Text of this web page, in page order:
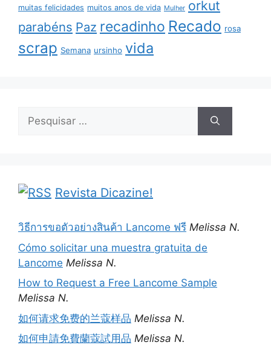
muitas felicidades muitos anos de vida Mulher orkut
parabéns Paz recadinho Recado rosa
scrap Semana ursinho vida
Pesquisar
Revista Dicazine!
วิธีการขอตัวอย่างสินค้า Lancome ฟรี Melissa N.
Cómo solicitar una muestra gratuita de
Lancome Melissa N.
How to Request a Free Lancome Sample
Melissa N.
如何请求免费的兰蔻样品 Melissa N.
如何申請免費蘭蔻試用品 Melissa N.